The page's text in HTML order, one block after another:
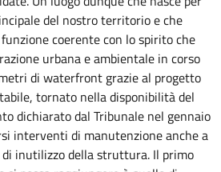
del nostro territorio e che
coerente con lo spirito che
urbana e ambientale in corso
di waterfront grazie al progetto
tornato nella disponibilità del
dichiarato dal Tribunale nel gennaio
interventi di manutenzione anche a
di inutilizzo della struttura. Il primo